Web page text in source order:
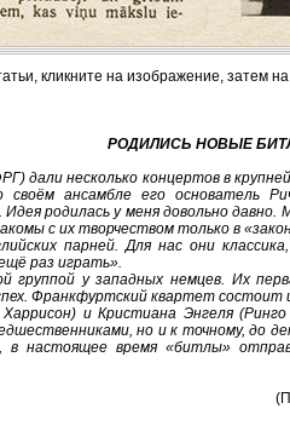
кликните на изображение, затем
РОДИЛИСЬ НОВЫЕ
дали несколько концертов в
ансамбле его основатель
Идея родилась у меня довольно
с их творчеством только в
парней. Для нас они
раз играть».
группой у западных немцев. Их
Франкфуртский квартет
и Кристиана Энгеля
но и к точному, до
в настоящее время «битлы»